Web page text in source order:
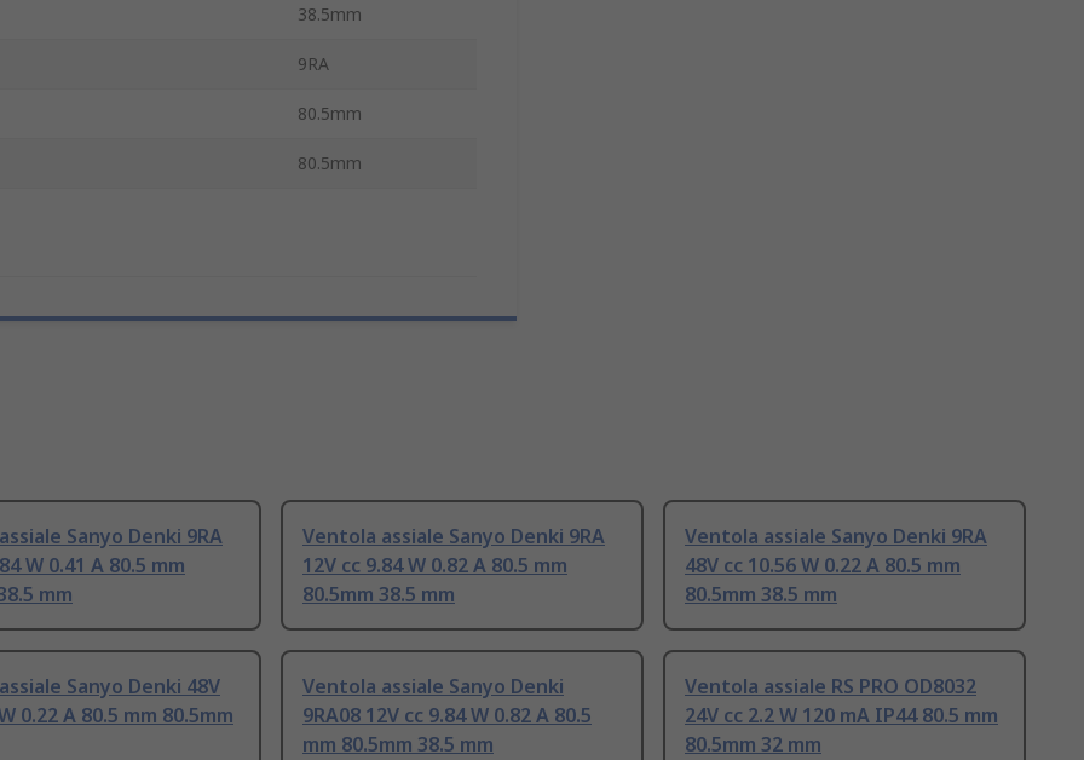
38.5mm
9RA
80.5mm
80.5mm
Sanyo Denki 9RA
W 0.41 A 80.5 mm
mm
Ventola assiale Sanyo Denki 9RA
12V cc 9.84 W 0.82 A 80.5 mm
80.5mm 38.5 mm
Ventola assiale Sanyo Denki 9RA
48V cc 10.56 W 0.22 A 80.5 mm
80.5mm 38.5 mm
Sanyo Denki 48V
0.22 A 80.5 mm 80.5mm
Ventola assiale Sanyo Denki
9RA08 12V cc 9.84 W 0.82 A 80.5
mm 80.5mm 38.5 mm
Ventola assiale RS PRO OD8032
24V cc 2.2 W 120 mA IP44 80.5 mm
80.5mm 32 mm